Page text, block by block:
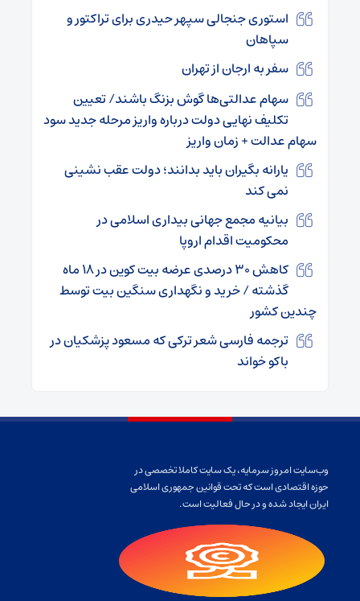
استوری جنجالی سپهر حیدری برای تراکتور و
سپاهان
سفر به ارجان از تهران
سهام عدالتی‌ها گوش بزنگ باشند/ تعیین
تکلیف نهایی دولت درباره واریز مرحله جدید سود
سهام عدالت + زمان واریز
یارانه بگیران باید بدانند؛ دولت عقب نشینی
نمی کند
بیانیه مجمع جهانی بیداری اسلامی در
محکومیت اقدام اروپا
کاهش ۳۰ درصدی عرضه بیت‌ کوین در ۱۸ ماه
گذشته / خرید و نگهداری سنگین بیت توسط
چندین کشور
ترجمه فارسی شعر ترکی که مسعود پزشکیان در
باکو خواند
وب‌سایت امروز سرمایه، یک سایت کاملا تخصصی در
حوزه اقتصادی است که تحت قوانین جمهوری اسلامی
ایران ایجاد شده و در حال فعالیت است.